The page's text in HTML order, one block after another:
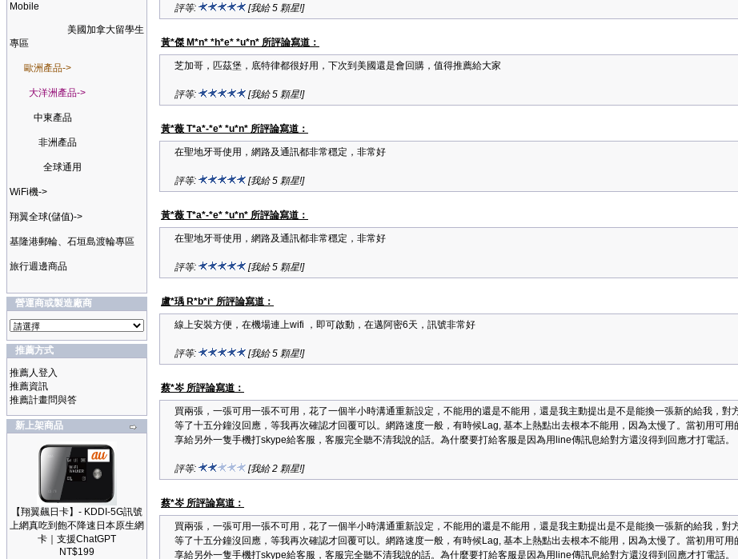
Mobile
美國加拿大留學生
專區
歐洲產品->
大洋洲產品->
中東產品
非洲產品
全球通用
WiFi機->
翔翼全球(儲值)->
基隆港郵輪、石垣島渡輪專區
旅行週邊商品
營運商或製造廠商
推薦方式
推薦人登入
推薦資訊
推薦計畫問與答
新上架商品
【翔翼飆日卡】- KDDI-5G訊號
上網真吃到飽不降速日本原生網
卡｜支援ChatGPT
NT$199
評等: [我給 5 顆星!]
黃*傑 M*n* *h*e* *u*n* 所評論寫道：
芝加哥，匹茲堡，底特律都很好用，下次到美國還是會回購，值得推薦給大家
評等: [我給 5 顆星!]
黃*薇 T*a*-*e* *u*n* 所評論寫道：
在聖地牙哥使用，網路及通訊都非常穩定，非常好
評等: [我給 5 顆星!]
黃*薇 T*a*-*e* *u*n* 所評論寫道：
在聖地牙哥使用，網路及通訊都非常穩定，非常好
評等: [我給 5 顆星!]
盧*瑀 R*b*i* 所評論寫道：
線上安裝方便，在機場連上wifi ，即可啟動，在邁阿密6天，訊號非常好
評等: [我給 5 顆星!]
蔡*岑 所評論寫道：
買兩張，一張可用一張不可用，花了一個半小時溝通重新設定，不能用的還是不能用，還是我主動提出是不是能換一張新的給我，對
等了十五分鐘沒回應，等我再次確認才回覆可以。網路速度一般，有時候Lag, 基本上熱點出去根本不能用，因為太慢了。當初用可用
享給另外一隻手機打skype給客服，客服完全聽不清我說的話。為什麼要打給客服是因為用line傳訊息給對方還沒得到回應才打電話。
評等: [我給 2 顆星!]
蔡*岑 所評論寫道：
買兩張，一張可用一張不可用，花了一個半小時溝通重新設定，不能用的還是不能用，還是我主動提出是不是能換一張新的給我，對
等了十五分鐘沒回應，等我再次確認才回覆可以。網路速度一般，有時候Lag, 基本上熱點出去根本不能用，因為太慢了。當初用可用
享給另外一隻手機打skype給客服，客服完全聽不清我說的話。為什麼要打給客服是因為用line傳訊息給對方還沒得到回應才打電話。